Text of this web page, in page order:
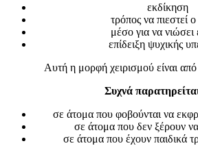
εκδίκηση
τρόπος να πιεστεί
μέσο για να νιώσει
επίδειξη ψυχικής
Αυτή η μορφή χειρισμού είναι από
Συχνά
σε άτομα που φοβούνται να
σε άτομα που δεν ξέρουν
σε άτομα που έχουν παιδικά